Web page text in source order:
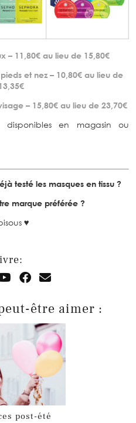
– 11,80€ au lieu de 15,80€
et nez – 10,80€ au lieu de
– 15,80€ au lieu de 23,70€
disponibles en magasin ou
testé les masques en tissu ?
marque préférée ?
♥
être aimer :
post-été